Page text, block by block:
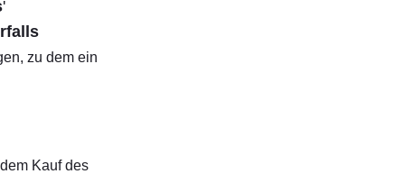
'
zu dem ein
Kauf des